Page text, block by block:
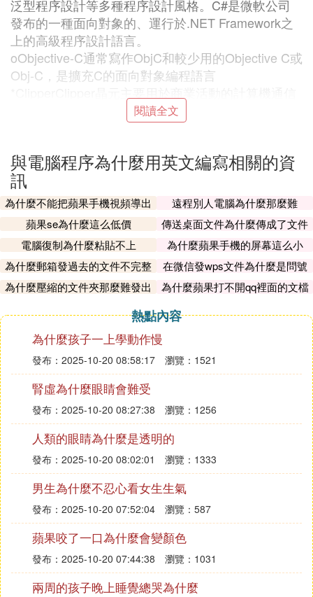
泛型程序設計等多種程序設計風格。C#是微軟公司
發布的一種面向對象的、運行於.NET Framework之
上的高級程序設計語言。
oObjective-C通常寫作ObjC和較少用的Objective C或
Obj-C，是擴充C的面向對象編程語言
*COBOL一種適合於商業及數據處理的類似英語的程
*dBasedBASE是第一個在微型計算機上被廣泛使用
的資料庫管理系統(DBMS
E語言以簡體中文作為程序代碼進行編程操作。
*PASCAL、DelphiPascal是一種計算機通用的高級程
序設計語言 ;Delphi是全新的可視化編程環境，是一
種方便、快捷的Windows應用程序開發工具
*Forth由Charles H. Moore發展出來在天文台使用的
電腦自動控制系統及程序設計語言，允許使用者很容
高階指令。
* Fortran 譯為「公式翻譯器」，它是世界上最早出現
的計算機高級程序設計語言，廣泛應用於科學和工程
計算領域。
*FoxPro是由美國Fox Software公司於1988年推出的
資料庫產品
*F#F#是由微軟發展的為微軟.NET語言提供運行環境
的程序設計語言
*FavaFava語言是一個小型的解釋語言，它主要面向
於系統測試領域及小型嵌入式設備。
*IDLIDL 是一種數據分析和圖像化應用程序及編程語
*GoGo語言是谷歌2009發布的第二款開源編程語
言。Go語言專門針對多處理器系統應用程序的編程
進行了優化橋源，使用Go編譯的程序可以媲美C或C
++代碼的速度，而且更加安全、支持並行進程。
閱讀全文
與電腦程序為什麼用英文編寫相關的資
訊
為什麼不能把蘋果手機視頻導出
遠程別人電腦為什麼那麼難
蘋果se為什麼這么低價
傳送桌面文件為什麼傳成了文件
夾
電腦復制為什麼粘貼不上
為什麼蘋果手機的屏幕這么小
為什麼郵箱發過去的文件不完整
呢
在微信發wps文件為什麼是問號
為什麼壓縮的文件夾那麼難發出
為什麼蘋果打不開qq裡面的文檔
熱點內容
為什麼孩子一上學動作慢
發布：2025-10-20 08:58:17 瀏覽：1521
腎虛為什麼眼睛會難受
發布：2025-10-20 08:27:38 瀏覽：1256
人類的眼睛為什麼是透明的
發布：2025-10-20 08:02:01 瀏覽：1333
男生為什麼不忍心看女生生氣
發布：2025-10-20 07:52:04 瀏覽：587
蘋果咬了一口為什麼會變顏色
發布：2025-10-20 07:44:38 瀏覽：1031
兩周的孩子晚上睡覺總哭為什麼